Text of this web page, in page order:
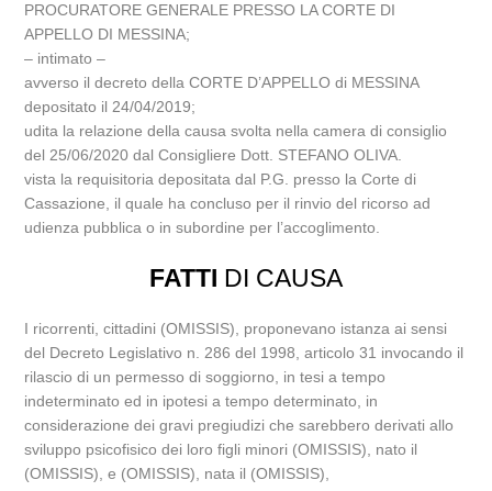
PROCURATORE GENERALE PRESSO LA CORTE DI
APPELLO DI MESSINA;
– intimato –
avverso il decreto della CORTE D’APPELLO di MESSINA
depositato il 24/04/2019;
udita la relazione della causa svolta nella camera di consiglio
del 25/06/2020 dal Consigliere Dott. STEFANO OLIVA.
vista la requisitoria depositata dal P.G. presso la Corte di
Cassazione, il quale ha concluso per il rinvio del ricorso ad
udienza pubblica o in subordine per l’accoglimento.
FATTI DI CAUSA
I ricorrenti, cittadini (OMISSIS), proponevano istanza ai sensi
del Decreto Legislativo n. 286 del 1998, articolo 31 invocando il
rilascio di un permesso di soggiorno, in tesi a tempo
indeterminato ed in ipotesi a tempo determinato, in
considerazione dei gravi pregiudizi che sarebbero derivati allo
sviluppo psicofisico dei loro figli minori (OMISSIS), nato il
(OMISSIS), e (OMISSIS), nata il (OMISSIS),